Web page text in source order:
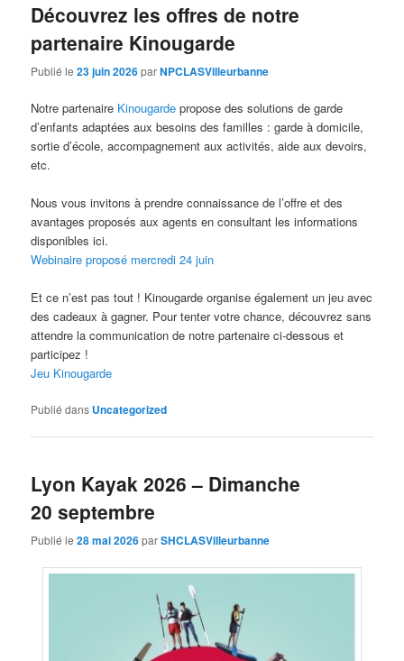
Découvrez les offres de notre
partenaire Kinougarde
Publié le23 juin 2026parNPCLASVilleurbanne
Notre partenaire Kinougarde propose des solutions de garde
d’enfants adaptées aux besoins des familles : garde à domicile,
sortie d’école, accompagnement aux activités, aide aux devoirs,
etc.
Nous vous invitons à prendre connaissance de l’offre et des
avantages proposés aux agents en consultant les informations
disponibles ici.
Webinaire proposé mercredi 24 juin
Et ce n’est pas tout ! Kinougarde organise également un jeu avec
des cadeaux à gagner. Pour tenter votre chance, découvrez sans
attendre la communication de notre partenaire ci-dessous et
participez !
Jeu Kinougarde
Publié dans Uncategorized
Lyon Kayak 2026 – Dimanche
20 septembre
Publié le28 mai 2026parSHCLASVilleurbanne